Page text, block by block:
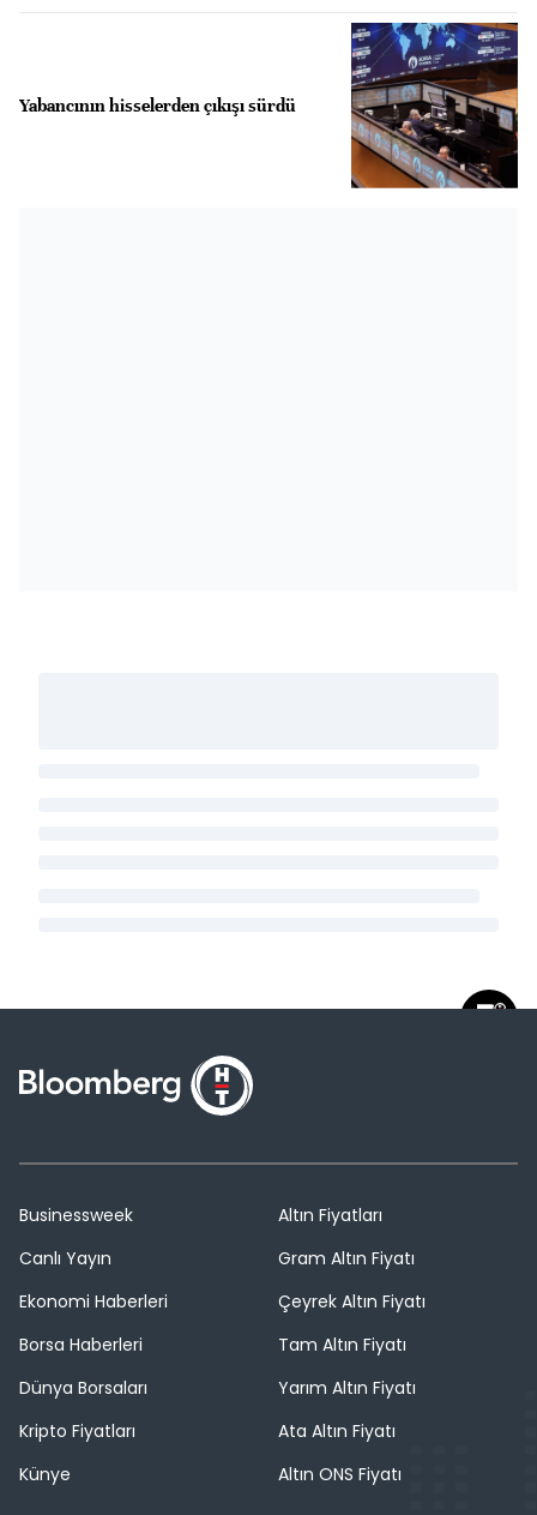
Yabancının hisselerden çıkışı sürdü
Businessweek
Canlı Yayın
Ekonomi Haberleri
Borsa Haberleri
Dünya Borsaları
Kripto Fiyatları
Künye
Altın Fiyatları
Gram Altın Fiyatı
Çeyrek Altın Fiyatı
Tam Altın Fiyatı
Yarım Altın Fiyatı
Ata Altın Fiyatı
Altın ONS Fiyatı